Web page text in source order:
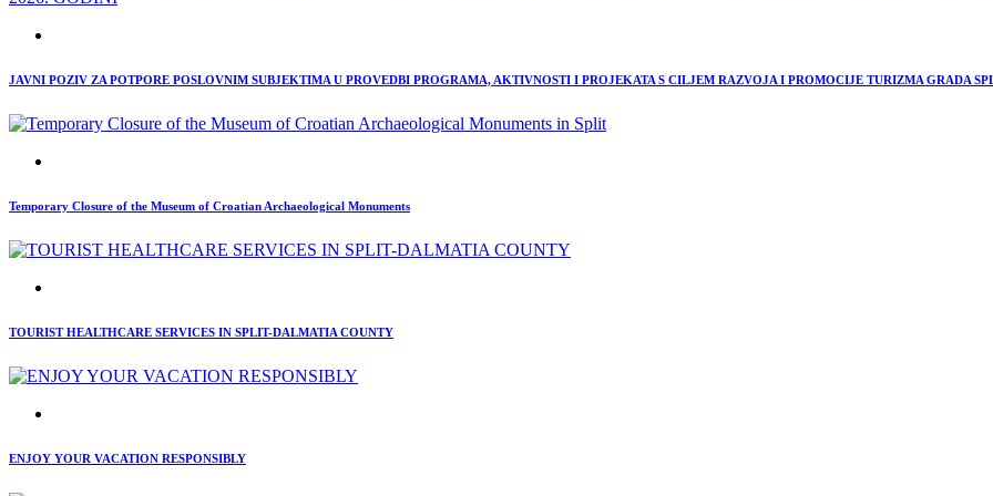
JAVNI POZIV ZA POTPORE POSLOVNIM SUBJEKTIMA U PROVEDBI PROGRAMA, AKTIVNOSTI I PROJEKATA S CILJEM RAZVOJA I PROMOCIJE TURIZMA GRADA
Temporary Closure of the Museum of Croatian Archaeological Monuments
TOURIST HEALTHCARE SERVICES IN SPLIT-DALMATIA COUNTY
ENJOY YOUR VACATION RESPONSIBLY